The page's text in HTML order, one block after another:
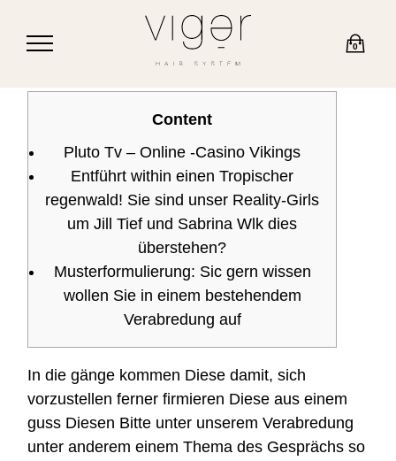
0
Content
Pluto Tv – Online -Casino Vikings
Entführt within einen Tropischer
regenwald! Sie sind unser Reality-Girls
um Jill Tief und Sabrina Wlk dies
überstehen?
Musterformulierung: Sic gern wissen
wollen Sie in einem bestehendem
Verabredung auf
In die gänge kommen Diese damit, sich
vorzustellen ferner firmieren Diese aus einem
guss Diesen Bitte unter unserem Verabredung
unter anderem einem Thema des Gesprächs so